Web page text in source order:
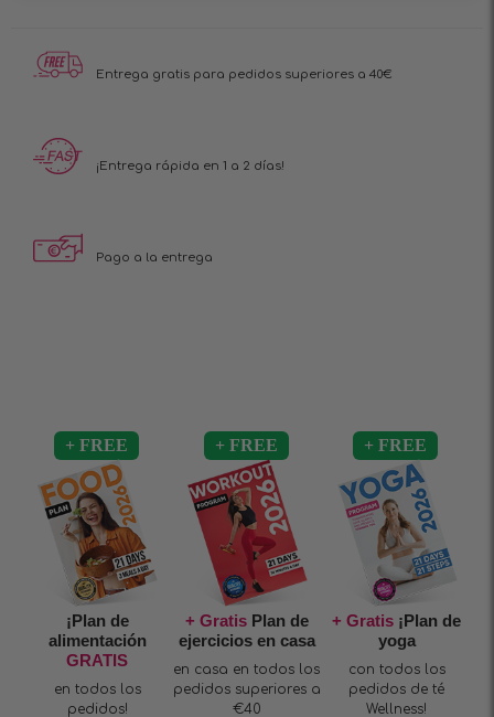
Entrega gratis para pedidos superiores a 40€
¡Entrega rápida en 1 a 2 días!
Pago a la entrega
¡Plan de
alimentación
GRATIS
en todos los
pedidos!
+ Gratis Plan de
ejercicios en casa
en casa en todos los
pedidos superiores a
€40
+ Gratis ¡Plan de
yoga
con todos los
pedidos de té
Wellness!